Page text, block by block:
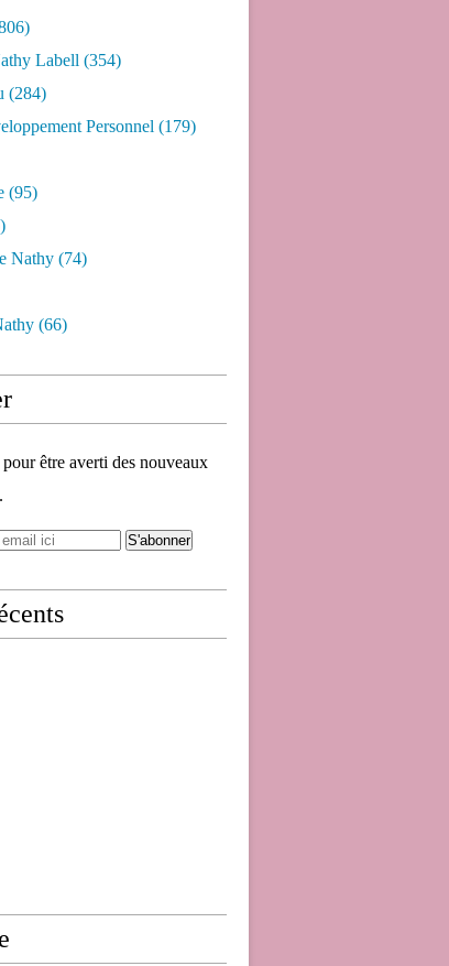
Labell (354)
(284)
Personnel (179)
(95)
Nathy (74)
(66)
être averti des nouveaux